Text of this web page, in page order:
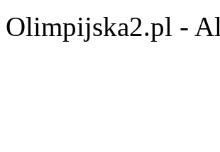
Olimpijska2.pl -